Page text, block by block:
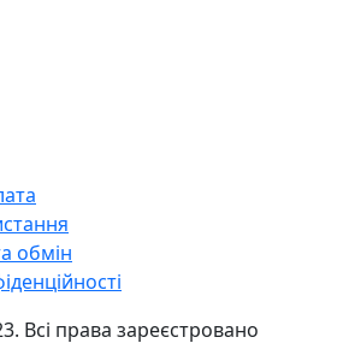
обмін
Всі права зареєстровано